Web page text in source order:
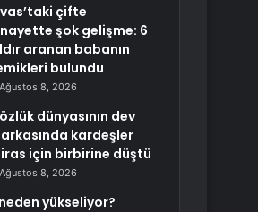
çifte
şok gelişme: 6
aranan babanın
bulundu
Ağustos 8, 2026
dünyasının dev
kardeşler
için birbirine düştü
Ağustos 8, 2026
yükseliyor?